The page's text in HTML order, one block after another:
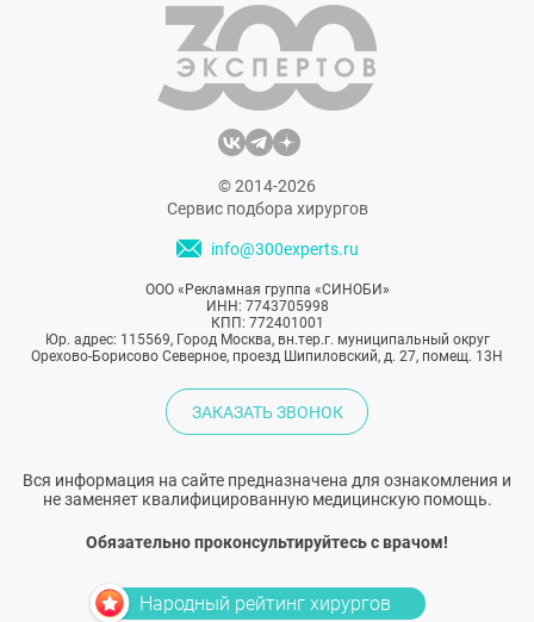
© 2014-2026
Сервис подбора хирургов
info@300experts.ru
ООО «Рекламная группа «СИНОБИ»
ИНН: 7743705998
КПП: 772401001
Юр. адрес: 115569, Город Москва, вн.тер.г. муниципальный округ
Орехово-Борисово Северное, проезд Шипиловский, д. 27, помещ. 13Н
ЗАКАЗАТЬ ЗВОНОК
Вся информация на сайте предназначена для ознакомления и
не заменяет квалифицированную медицинскую помощь.
Обязательно проконсультируйтесь с врачом!
Народный рейтинг хирургов